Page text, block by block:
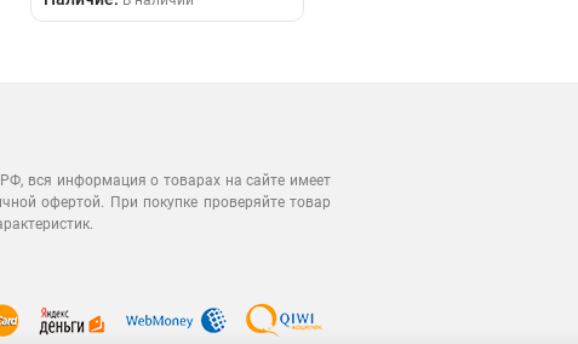
вся информация о товарах на сайте имеет
офертой. При покупке проверяйте товар